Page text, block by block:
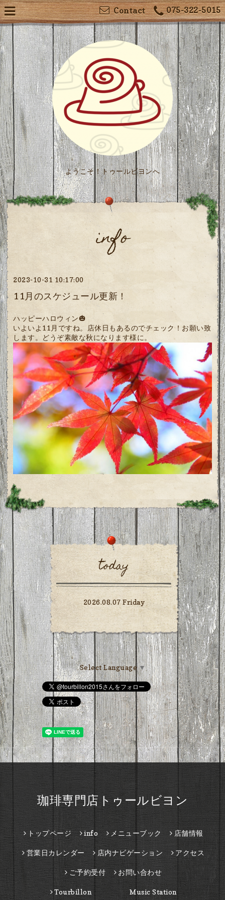
075-322-5015
Contact
ようこそ！トゥールビヨンへ
info
2023-10-31 10:17:00
11月のスケジュール更新！
ハッピーハロウィン🎃
いよいよ11月ですね。店休日もあるのでチェック！お願い致
します。どうぞ素敵な秋になります様に。
today
2026.08.07 Friday
Select Language▼
珈琲専門店トゥールビヨン
トップページ info メニューブック 店舗情報
営業日カレンダー 店内ナビゲーション アクセス
ご予約受付 お問い合わせ
Tourbillon Music Station